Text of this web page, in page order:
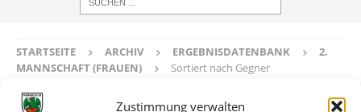
Zustimmung verwalten
STARTSEITE ARCHIV ERGEBNISDATENBANK
2.
MANNSCHAFT (FRAUEN)
Sortiert nach Gegner